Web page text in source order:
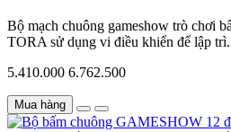
Bộ mạch chuông gameshow trò chơi
TORA sử dụng vi điều khiển để lập
5.410.000 6.762.500
Mua hàng